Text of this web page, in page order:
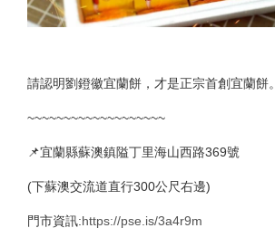
請認明劉鐙徽宜蘭餅，才是正宗首創宜蘭餅。
~~~~~~~~~~~~~~~~~~~
📌宜蘭縣蘇澳鎮隘丁里海山西路369號
(下蘇澳交流道直行300公尺右邊)
門市資訊:https://pse.is/3a4r9m